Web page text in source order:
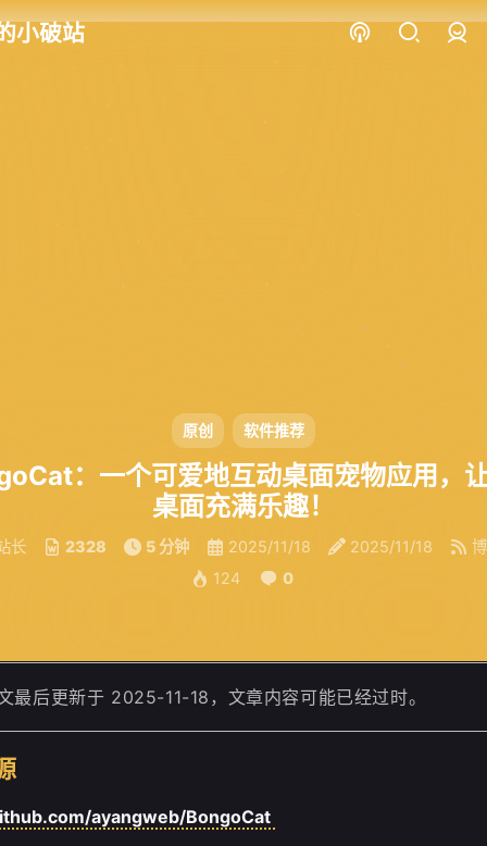
小破站
原创 软件推荐
：一个可爱地互动桌面宠物应用，
桌面充满乐趣！
长 2328 5 分钟 2025/11/18 2025/11/18
124
0
最后更新于 2025-11-18，文章内容可能已经过时。
ayangweb/BongoCat